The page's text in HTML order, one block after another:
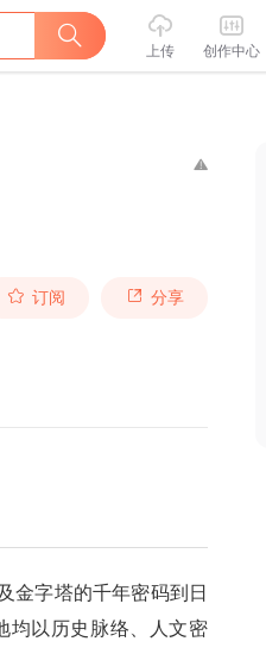
上传 创作中心
订阅 分享
金字塔的千年密码到日
均以历史脉络、人文密